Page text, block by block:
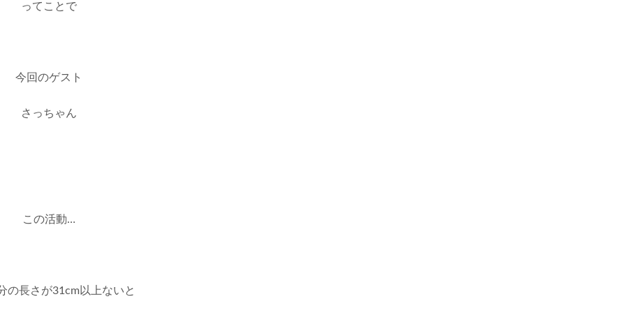
ってことで
今回のゲスト
さっちゃん
この活動…
の長さが31cm以上ないと